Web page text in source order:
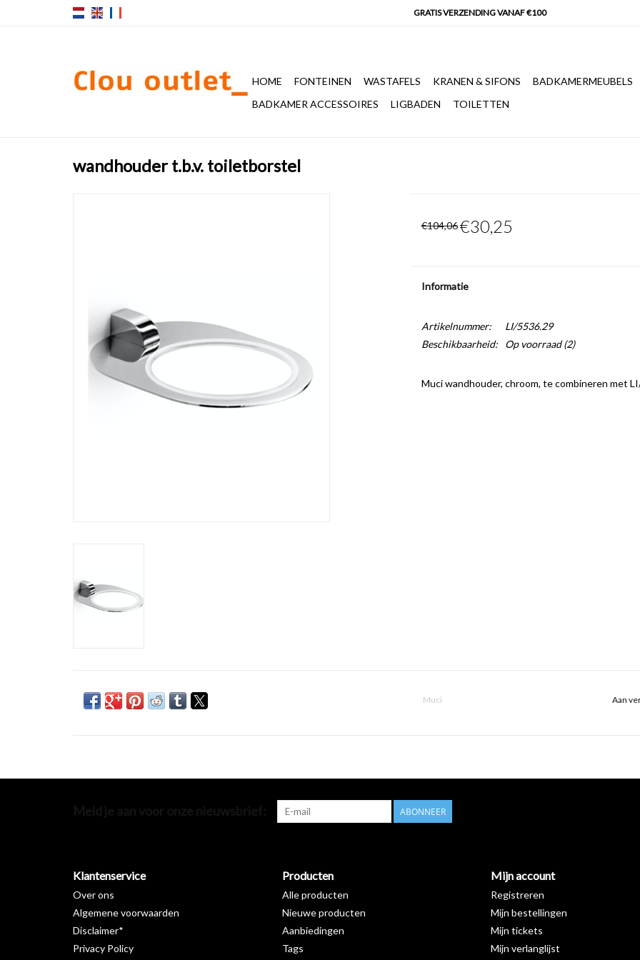
HOME FONTEINEN WASTAFELS KRANEN & SIFONS BADKAMERMEUBELS
BADKAMER ACCESSOIRES
LIGBADEN TOILETTEN
wandhouder t.b.v. toiletborstel
€104,06 €30,25
Informatie
Artikelnummer:
LI/5536.29
Beschikbaarheid:
Op voorraad(2)
Muci wandhouder, chroom, te combineren met
Muci Aan
ABONNEER
Klantenservice
Over ons
Algemene voorwaarden
Disclaimer*
Privacy Policy
Producten
Alle producten
Nieuwe producten
Aanbiedingen
Tags
Mijn account
Registreren
Mijn bestellingen
Mijn tickets
Mijn verlanglijst